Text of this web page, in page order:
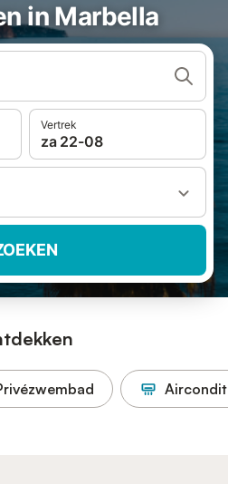
in Marbella
Vertrek
za 22-08